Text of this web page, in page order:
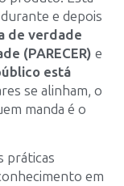
e depois
de verdade
(PARECER) e
está
se alinham, o
manda é o
práticas
em